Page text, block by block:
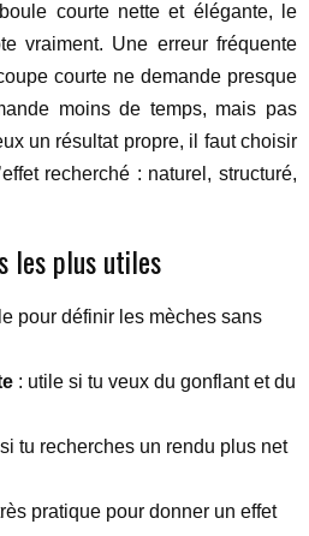
courte nette et élégante, le
vraiment. Une erreur fréquente
courte ne demande presque
moins de temps, mais pas
un résultat propre, il faut choisir
recherché : naturel, structuré,
les plus utiles
pour définir les mèches sans
: utile si tu veux du gonflant et du
tu recherches un rendu plus net
pratique pour donner un effet